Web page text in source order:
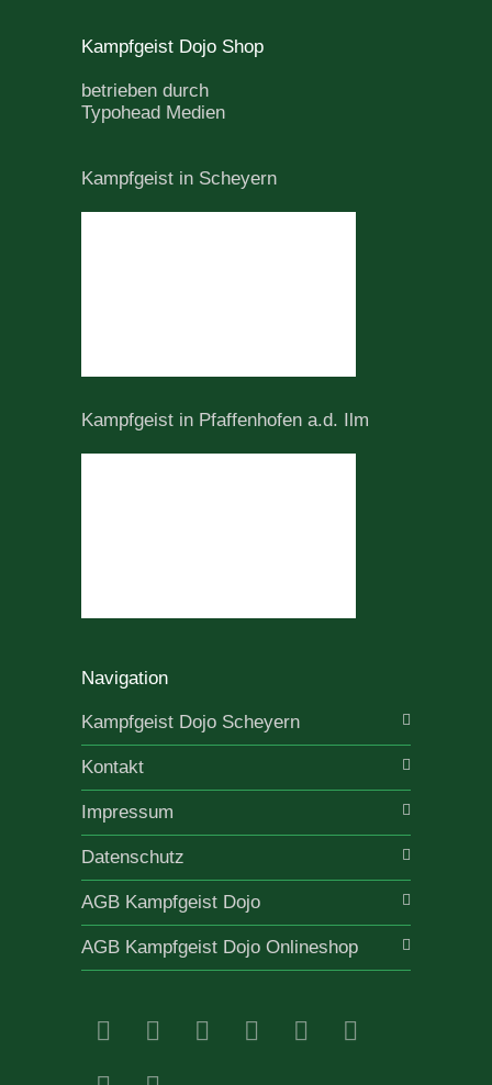
Kampfgeist Dojo Shop
betrieben durch
Typohead Medien
Kampfgeist in Scheyern
Kampfgeist in Pfaffenhofen a.d. Ilm
Navigation
Kampfgeist Dojo Scheyern
Kontakt
Impressum
Datenschutz
AGB Kampfgeist Dojo
AGB Kampfgeist Dojo Onlineshop